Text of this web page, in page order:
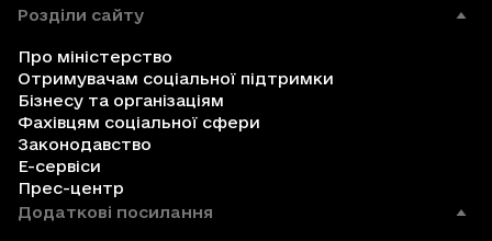
Розділи сайту
Про міністерство
Отримувачам соціальної підтримки
Бізнесу та організаціям
Фахівцям соціальної сфери
Законодавство
Е-сервіси
Прес-центр
Додаткові посилання